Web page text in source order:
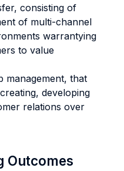
consisting of
of multi-channel
warrantying
to value
management, that
developing
relations over
Outcomes